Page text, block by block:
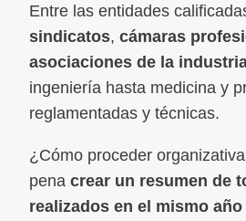
Entre las entidades
sindicatos, cámaras
asociaciones de la
ingeniería hasta medicina y
reglamentadas y técnicas.
¿Cómo proceder
pena crear un resumen de
realizados en el mismo